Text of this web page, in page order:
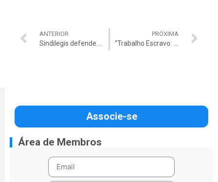
ANTERIOR
Sindilegis defende os técnicos e auxiliares do TCU em relação à URV.
PRÓXIMA
“Trabalho Escravo: Vamos Acabar com essa Vergonha”.
Associe-se
Área de Membros